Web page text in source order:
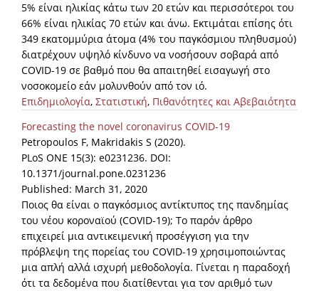
5% είναι ηλικίας κάτω των 20 ετών και περισσότεροι του
66% είναι ηλικίας 70 ετών και άνω. Εκτιμάται επίσης ότι
349 εκατομμύρια άτομα (4% του παγκόσμιου πληθυσμού)
διατρέχουν υψηλό κίνδυνο να νοσήσουν σοβαρά από
COVID-19 σε βαθμό που θα απαιτηθεί εισαγωγή στο
νοσοκομείο εάν μολυνθούν από τον ιό.
Επιδημιολογία, Στατιστική, Πιθανότητες και Αβεβαιότητα
Forecasting the novel coronavirus COVID-19
Petropoulos F, Makridakis S (2020).
PLoS ONE 15(3): e0231236. DOI:
10.1371/journal.pone.0231236
Published: March 31, 2020
Ποιος θα είναι ο παγκόσμιος αντίκτυπος της πανδημίας
του νέου κοροναϊού (COVID-19); Το παρόν άρθρο
επιχειρεί μια αντικειμενική προσέγγιση για την
πρόβλεψη της πορείας του COVID-19 χρησιμοποιώντας
μια απλή αλλά ισχυρή μεθοδολογία. Γίνεται η παραδοχή
ότι τα δεδομένα που διατίθενται για τον αριθμό των